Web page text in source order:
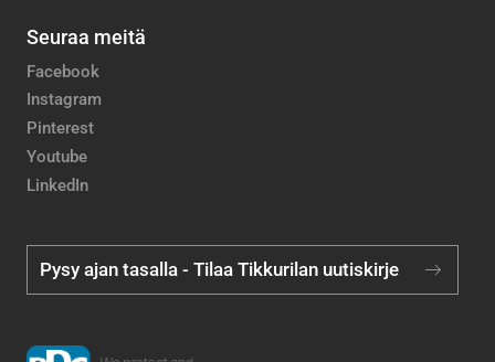
Seuraa meitä
Facebook
Instagram
Pinterest
Youtube
LinkedIn
Pysy ajan tasalla - Tilaa Tikkurilan uutiskirje